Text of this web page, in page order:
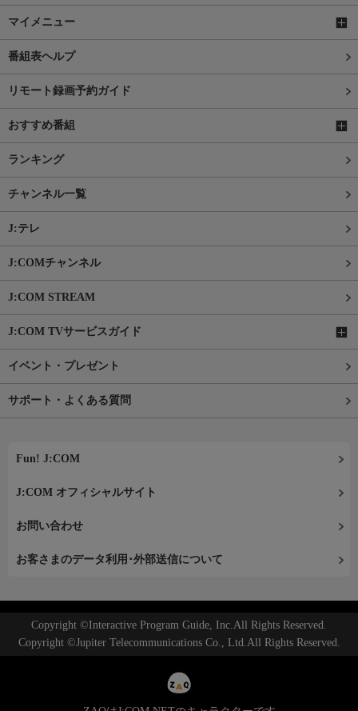
マイメニュー
番組表ヘルプ
リモート録画予約ガイド
おすすめ番組
ランキング
チャンネル一覧
J:テレ
J:COMチャンネル
J:COM STREAM
J:COM TVサービスガイド
イベント・プレゼント
サポート・よくある質問
Fun! J:COM
J:COM オフィシャルサイト
お問い合わせ
お客さまのデータ利用･外部送信について
Copyright ©Interactive Program Guide, Inc.All Rights Reserved.
Copyright ©Jupiter Telecommunications Co., Ltd.All Rights Reserved.